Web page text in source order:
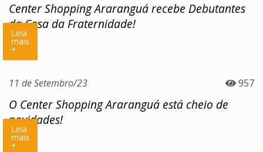
Center Shopping Araranguá recebe Debutantes
da Casa da Fraternidade!
Leia
mais
+
11 de Setembro/23 957
O Center Shopping Araranguá está cheio de
novidades!
Leia
mais
+